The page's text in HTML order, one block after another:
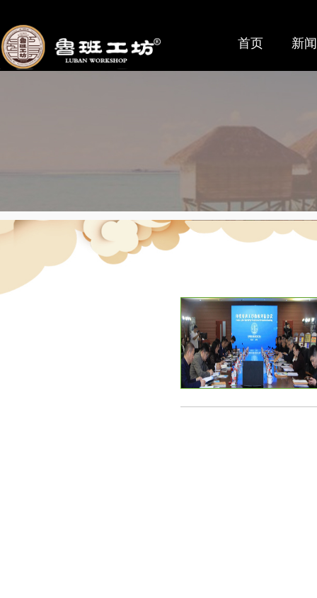
首页 新